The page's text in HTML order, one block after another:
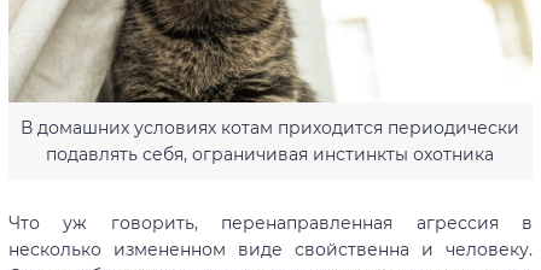
В домашних условиях котам приходится периодически
подавлять себя, ограничивая инстинкты охотника
Что уж говорить, перенаправленная агрессия в
несколько измененном виде свойственна и человеку.